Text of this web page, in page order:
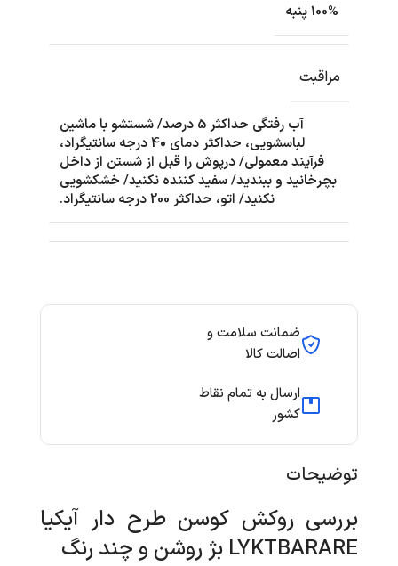
ضمانت سلامت و
اصالت کالا
ارسال به تمام نقاط
کشور
توضیحات
بررسی روکش کوسن طرح دار آیکیا
LYKTBARARE بژ روشن و چند رنگ
100% پنبه
مراقبت
آب رفتگی حداکثر 5 درصد/ شستشو با ماشین
لباسشویی، حداکثر دمای 40 درجه سانتیگراد،
فرآیند معمولی/ درپوش را قبل از شستن از داخل
بچرخانید و ببندید/ سفید کننده نکنید/ خشکشویی
نکنید/ اتو، حداکثر 200 درجه سانتیگراد.